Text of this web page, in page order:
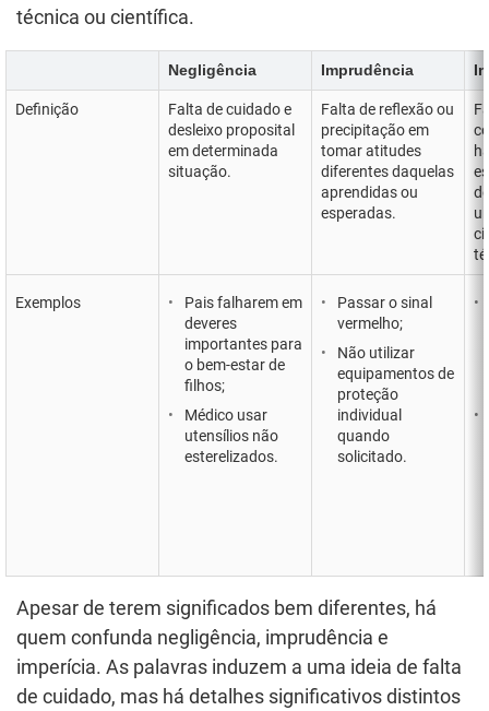
técnica ou científica.
Negligência Imprudência
Definição
Falta de cuidado e
desleixo proposital
em determinada
situação.
Falta de reflexão ou
precipitação em
tomar atitudes
diferentes daquelas
aprendidas ou
esperadas.
Exemplos
Pais falharem em
deveres
importantes para
o bem-estar de
filhos;
Médico usar
utensílios não
esterelizados.
Passar o sinal
vermelho;
Não utilizar
equipamentos de
proteção
individual
quando
solicitado.
Apesar de terem significados bem diferentes, há
quem confunda negligência, imprudência e
imperícia. As palavras induzem a uma ideia de falta
de cuidado, mas há detalhes significativos distintos